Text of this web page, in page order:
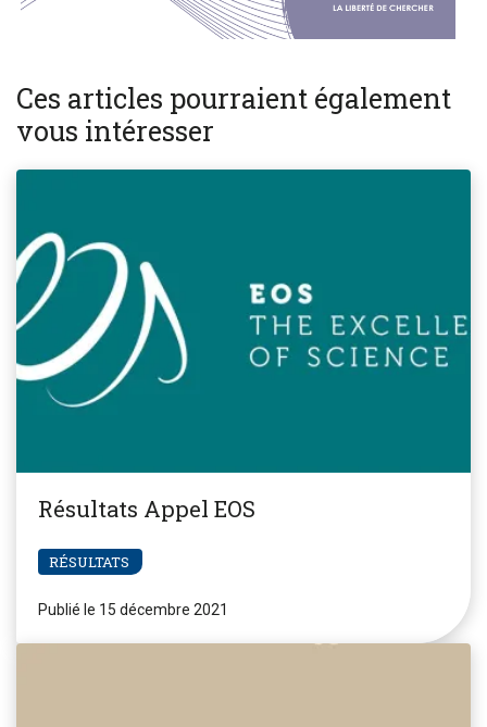
Ces articles pourraient également
vous intéresser
Résultats Appel EOS
RÉSULTATS
Publié le 15 décembre 2021